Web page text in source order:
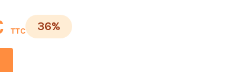
TTC 36%